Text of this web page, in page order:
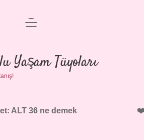
Anasayfa
Gizlilik Politikası
Yasal Uyarı
menüyü
Yaşam Tüyoları
ALT 36 ne demek